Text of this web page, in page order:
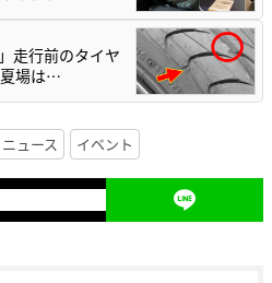
走行前のタイヤ
夏場は…
ニュース イベント